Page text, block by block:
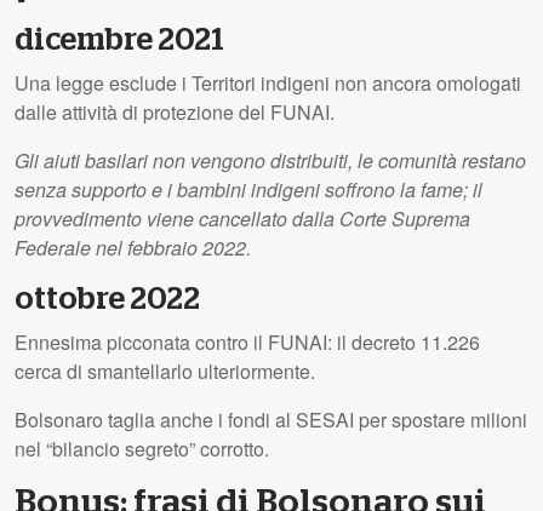
dicembre 2021
Una legge esclude i Territori indigeni non ancora omologati
dalle attività di protezione del FUNAI.
Gli aiuti basilari non vengono distribuiti, le comunità restano
senza supporto e i bambini indigeni soffrono la fame; il
provvedimento viene cancellato dalla Corte Suprema
Federale nel febbraio 2022.
ottobre 2022
Ennesima picconata contro il FUNAI: il decreto 11.226
cerca di smantellarlo ulteriormente.
Bolsonaro taglia anche i fondi al SESAI per spostare milioni
nel “bilancio segreto” corrotto.
Bonus: frasi di Bolsonaro sui